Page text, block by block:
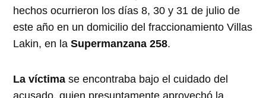
hechos ocurrieron los días 8, 30 y 31 de julio de
este año en un domicilio del fraccionamiento Villas
Lakin, en la Supermanzana 258.
La víctimase encontraba bajo el cuidado del
acusado, quien presuntamente aprovechó la